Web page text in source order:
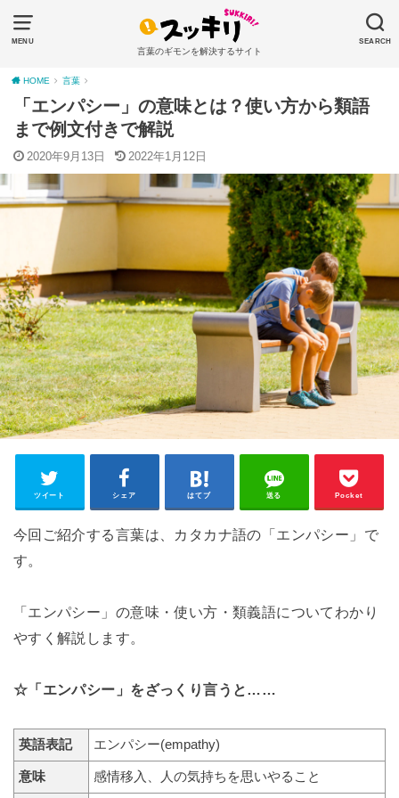
MENU SEARCH
言葉のギモンを解決するサイト
HOME 言葉
「エンパシー」の意味とは？使い方から類語
まで例文付きで解説
2020年9月13日 2022年1月12日
ツイート シェア はてブ 送る Pocket
今回ご紹介する言葉は、カタカナ語の「エンパシー」で
す。
「エンパシー」の意味・使い方・類義語についてわかり
やすく解説します。
☆「エンパシー」をざっくり言うと……
英語表記 エンパシー(empathy)
意味 感情移入、人の気持ちを思いやること